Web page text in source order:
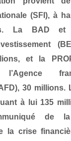
(SFI), à
La BAD et
et la
30 millions.
à lui 135
de
la crise